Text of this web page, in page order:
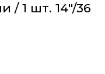
/ 1 шт. 14"/36